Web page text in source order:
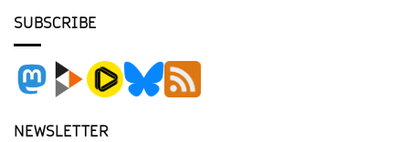
SUBSCRIBE
NEWSLETTER